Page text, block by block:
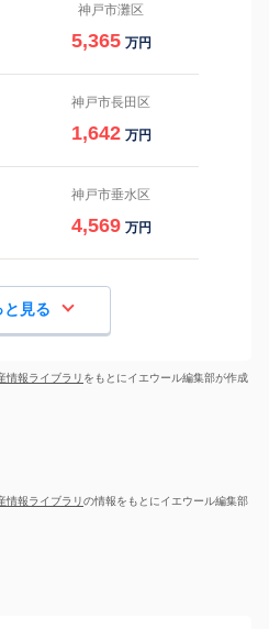
神戸市灘区
5,365 万円
神戸市長田区
1,642 万円
神戸市垂水区
4,569 万円
と見る
情報ライブラリ をもとにイエウール編集部が作成
情報ライブラリの情報をもとにイエウール編集部